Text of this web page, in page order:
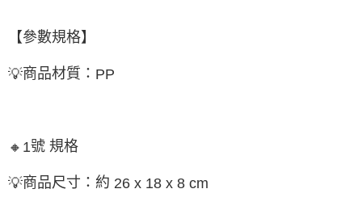
【參數規格】
💡商品材質： PP
🔸 1號 規格
💡商品尺寸：約 26 x 18 x 8 cm